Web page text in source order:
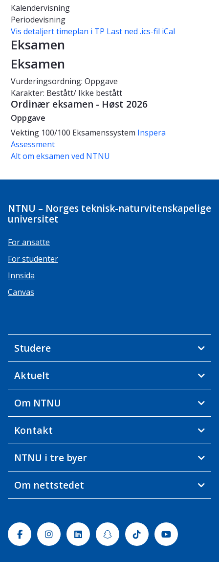
Kalendervisning
Periodevisning
Vis detaljert timeplan i TP Last ned .ics-fil iCal
Eksamen
Eksamen
Vurderingsordning: Oppgave
Karakter: Bestått/ Ikke bestått
Ordinær eksamen - Høst 2026
Oppgave
Vekting 100/100 Eksamenssystem Inspera
Assessment
Alt om eksamen ved NTNU
NTNU – Norges teknisk-naturvitenskapelige
universitet
For ansatte
For studenter
Innsida
Canvas
Studere
Aktuelt
Om NTNU
Kontakt
NTNU i tre byer
Om nettstedet
FacebookInstagramLinkedinSnapchatTiktok Youtube